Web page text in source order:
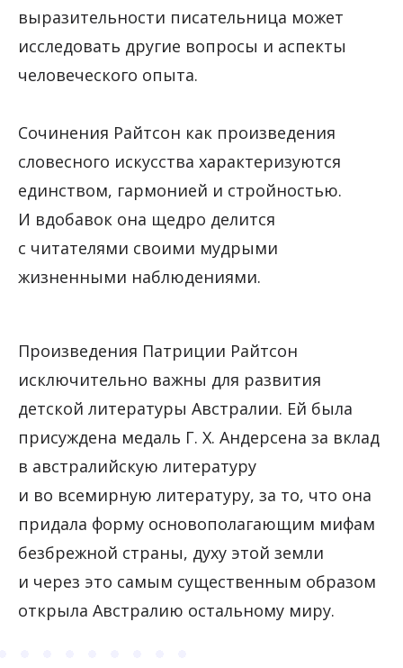
выразительности писательница может
исследовать другие вопросы и аспекты
человеческого опыта.
Сочинения Райтсон как произведения
словесного искусства характеризуются
единством, гармонией и стройностью.
И вдобавок она щедро делится
с читателями своими мудрыми
жизненными наблюдениями.
Произведения Патриции Райтсон
исключительно важны для развития
детской литературы Австралии. Ей была
присуждена медаль Г. Х. Андерсена за вклад
в австралийскую литературу
и во всемирную литературу, за то, что она
придала форму основополагающим мифам
безбрежной страны, духу этой земли
и через это самым существенным образом
открыла Австралию остальному миру.